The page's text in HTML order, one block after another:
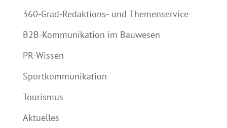
360-Grad-Redaktions- und Themenservice
B2B-Kommunikation im Bauwesen
PR-Wissen
Sportkommunikation
Tourismus
Aktuelles